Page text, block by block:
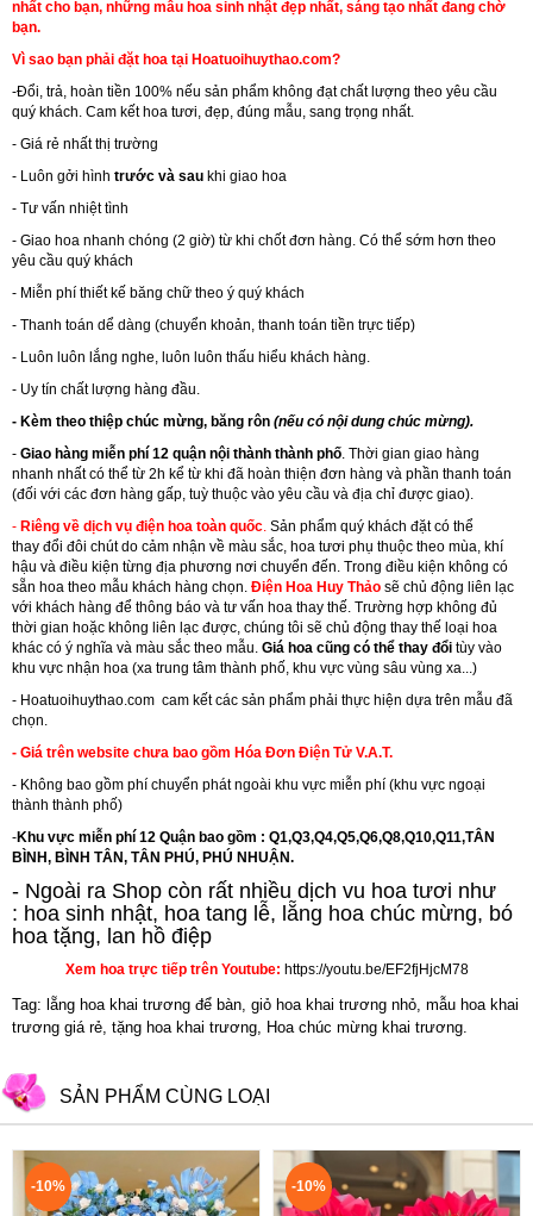
nhất cho bạn, những mẫu hoa sinh nhật đẹp nhất, sáng tạo nhất đang chờ
bạn.
Vì sao bạn phải đặt hoa tại Hoatuoihuythao.com?
-Đổi, trả, hoàn tiền 100% nếu sản phẩm không đạt chất lượng theo yêu cầu
quý khách. Cam kết hoa tươi, đẹp, đúng mẫu, sang trọng nhất.
- Giá rẻ nhất thị trường
- Luôn gởi hình trước và sau khi giao hoa
- Tư vấn nhiệt tình
- Giao hoa nhanh chóng (2 giờ) từ khi chốt đơn hàng. Có thể sớm hơn theo
yêu cầu quý khách
- Miễn phí thiết kế băng chữ theo ý quý khách
- Thanh toán dể dàng (chuyển khoản, thanh toán tiền trực tiếp)
- Luôn luôn lắng nghe, luôn luôn thấu hiểu khách hàng.
- Uy tín chất lượng hàng đầu.
- Kèm theo thiệp chúc mừng, băng rôn (nếu có nội dung chúc mừng).
- Giao hàng miễn phí 12 quận nội thành thành phố. Thời gian giao hàng
nhanh nhất có thể từ 2h kể từ khi đã hoàn thiện đơn hàng và phần thanh toán
(đối với các đơn hàng gấp, tuỳ thuộc vào yêu cầu và địa chỉ được giao).
- Riêng về dịch vụ điện hoa toàn quốc. Sản phẩm quý khách đặt có thể
thay đổi đôi chút do cảm nhận về màu sắc, hoa tươi phụ thuộc theo mùa, khí
hậu và điều kiện từng địa phương nơi chuyển đến. Trong điều kiện không có
sẵn hoa theo mẫu khách hàng chọn. Điện Hoa Huy Thảo sẽ chủ động liên lạc
với khách hàng để thông báo và tư vấn hoa thay thế. Trường hợp không đủ
thời gian hoặc không liên lạc được, chúng tôi sẽ chủ động thay thế loại hoa
khác có ý nghĩa và màu sắc theo mẫu. Giá hoa cũng có thể thay đổi tùy vào
khu vực nhận hoa (xa trung tâm thành phố, khu vực vùng sâu vùng xa...)
- Hoatuoihuythao.com cam kết các sản phẩm phải thực hiện dựa trên mẫu đã
chọn.
- Giá trên website chưa bao gồm Hóa Đơn Điện Tử V.A.T.
- Không bao gồm phí chuyển phát ngoài khu vực miễn phí (khu vực ngoại
thành thành phố)
-Khu vực miễn phí 12 Quận bao gồm : Q1,Q3,Q4,Q5,Q6,Q8,Q10,Q11,TÂN
BÌNH, BÌNH TÂN, TÂN PHÚ, PHÚ NHUẬN.
- Ngoài ra Shop còn rất nhiều dịch vu hoa tươi như
: hoa sinh nhật, hoa tang lễ, lẵng hoa chúc mừng, bó
hoa tặng, lan hồ điệp
Xem hoa trực tiếp trên Youtube: https://youtu.be/EF2fjHjcM78
Tag: lẵng hoa khai trương để bàn, giỏ hoa khai trương nhỏ, mẫu hoa khai
trương giá rẻ, tặng hoa khai trương, Hoa chúc mừng khai trương.
SẢN PHẨM CÙNG LOẠI
-10% -10%